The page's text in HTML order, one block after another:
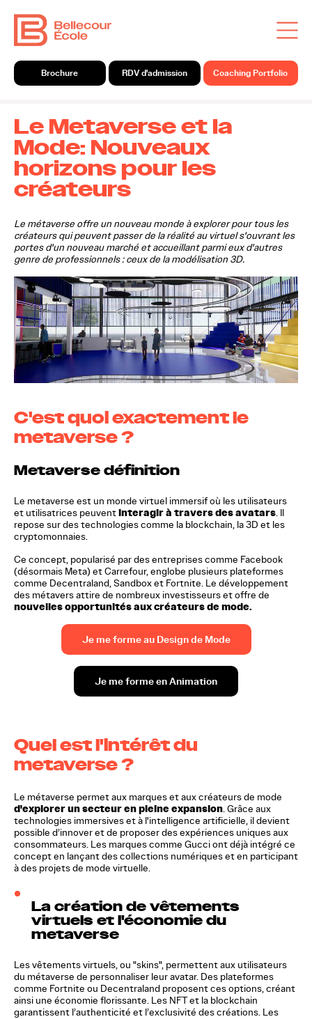
Le Metaverse et la
Mode: Nouveaux
horizons pour les
créateurs
Le métaverse offre un nouveau monde à explorer pour tous les
créateurs qui peuvent passer de la réalité au virtuel s'ouvrant les
portes d'un nouveau marché et accueillant parmi eux d'autres
genre de professionnels : ceux de la modélisation 3D.
C'est quoi exactement le
metaverse ?
Metaverse définition
Le metaverse est un monde virtuel immersif où les utilisateurs
et utilisatrices peuventinteragir à travers des avatars. Il
repose sur des technologies comme la blockchain, la 3D et les
cryptomonnaies.
Ce concept, popularisé par des entreprises comme Facebook
(désormais Meta) et Carrefour, englobe plusieurs plateformes
comme Decentraland, Sandbox et Fortnite. Le développement
des métavers attire de nombreux investisseurs et offre de
nouvelles opportunités aux créateurs de mode.
Je me forme au Design de Mode
Je me forme en Animation
Quel est l'intérêt du
metaverse ?
Le métaverse permet aux marques et aux créateurs de mode
d'explorer un secteur en pleine expansion. Grâce aux
technologies immersives et à l'intelligence artificielle, il devient
possible d’innover et de proposer des expériences uniques aux
consommateurs. Les marques comme Gucci ont déjà intégré ce
concept en lançant des collections numériques et en participant
à des projets de mode virtuelle.
La création de vêtements
virtuels et l'économie du
metaverse
Les vêtements virtuels, ou "skins", permettent aux utilisateurs
du métaverse de personnaliser leur avatar. Des plateformes
comme Fortnite ou Decentraland proposent ces options, créant
ainsi une économie florissante. Les NFT et la blockchain
garantissent l’authenticité et l’exclusivité des créations. Les
Brochure RDV d'admission Coaching Portfolio